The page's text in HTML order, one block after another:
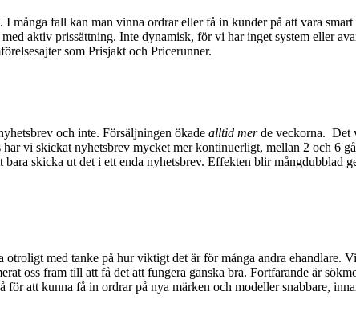
många fall kan man vinna ordrar eller få in kunder på att vara
aktiv prissättning. Inte dynamisk, för vi har inget system eller
som Prisjakt och Pricerunner.
och inte. Försäljningen ökade alltid merde veckorna. Det
vi skickat nyhetsbrev mycket mer kontinuerligt, mellan 2 och 6
skicka ut det i ett enda nyhetsbrev. Effekten blir mångdubblad
med tanke på hur viktigt det är för många andra ehandlare.
oss fram till att få det att fungera ganska bra. Fortfarande är
att kunna få in ordrar på nya märken och modeller snabbare,